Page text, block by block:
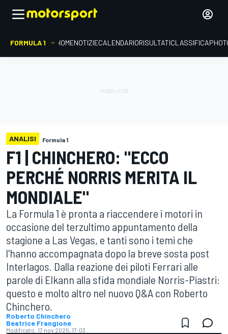
FORMULA 1 HOMENOTIZIECALENDARIORISULTATICLASSIFICA
ANALISI Formula 1
F1 | CHINCHERO: "ECCO
PERCHÉ NORRIS MERITA IL
MONDIALE"
La Formula 1 è pronta a riaccendere i motori in
occasione del terzultimo appuntamento della
stagione a Las Vegas, e tanti sono i temi che
l'hanno accompagnata dopo la breve sosta post
Interlagos. Dalla reazione dei piloti Ferrari alle
parole di Elkann alla sfida mondiale Norris-Piastri:
questo e molto altro nel nuovo Q&A con Roberto
Chinchero.
Roberto Chinchero
Beatrice Frangione
Modificato: 17 nov 2025, 17:03